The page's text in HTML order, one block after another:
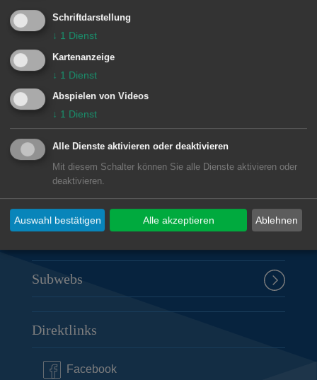
Unsere Anschrift
Rathaus Aalen
Marktplatz 30
73430Aalen
07361 52-0
presseamt@aalen.de
Öffnungszeiten Rathaus Aalen
Subwebs
Direktlinks
Facebook
Schriftdarstellung
↓ 1 Dienst
Kartenanzeige
↓ 1 Dienst
Abspielen von Videos
↓ 1 Dienst
Alle Dienste aktivieren oder deaktivieren
Mit diesem Schalter können Sie alle Dienste aktivieren oder
deaktivieren.
Ablehnen
Auswahl bestätigen Alle akzeptieren